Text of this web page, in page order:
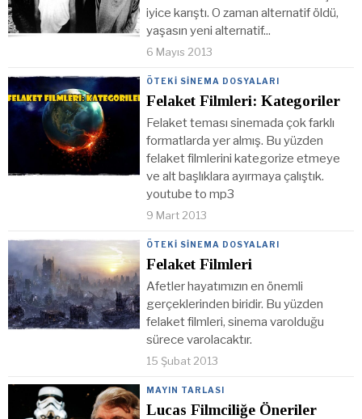
iyice karıştı. O zaman alternatif öldü,
yaşasın yeni alternatif...
6 Mayıs 2013
ÖTEKI SINEMA DOSYALARI
Felaket Filmleri: Kategoriler
Felaket teması sinemada çok farklı
formatlarda yer almış. Bu yüzden
felaket filmlerini kategorize etmeye
ve alt başlıklara ayırmaya çalıştık.
youtube to mp3
9 Mart 2013
ÖTEKI SINEMA DOSYALARI
Felaket Filmleri
Afetler hayatımızın en önemli
gerçeklerinden biridir. Bu yüzden
felaket filmleri, sinema varolduğu
sürece varolacaktır.
15 Şubat 2013
MAYIN TARLASI
Lucas Filmciliğe Öneriler